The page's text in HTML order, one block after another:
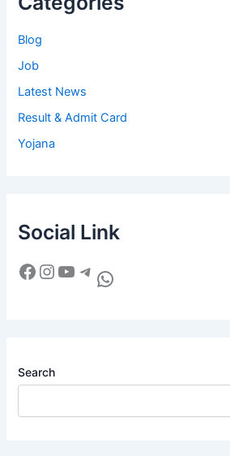
Blog
Job
Latest News
Result & Admit Card
Yojana
Social Link
Search